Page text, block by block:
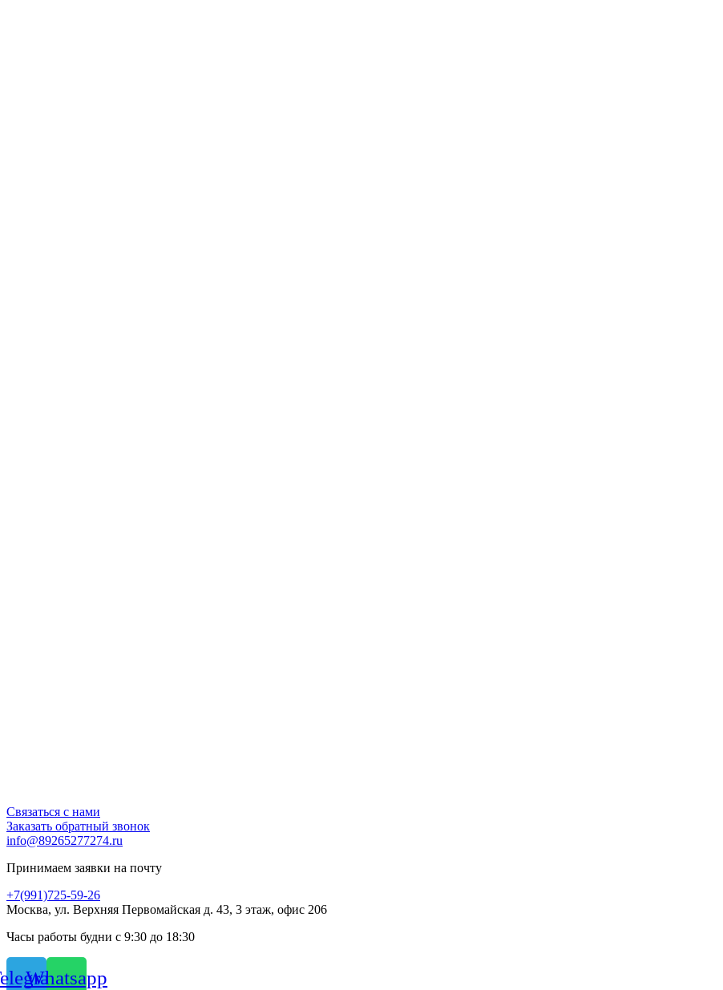
Связаться с нами
Заказать обратный звонок
info@89265277274.ru
Принимаем заявки на почту
+7(991)725-59-26
Москва, ул. Верхняя Первомайская д. 43, 3 этаж, офис 206
Часы работы будни с 9:30 до 18:30
Whatsapp